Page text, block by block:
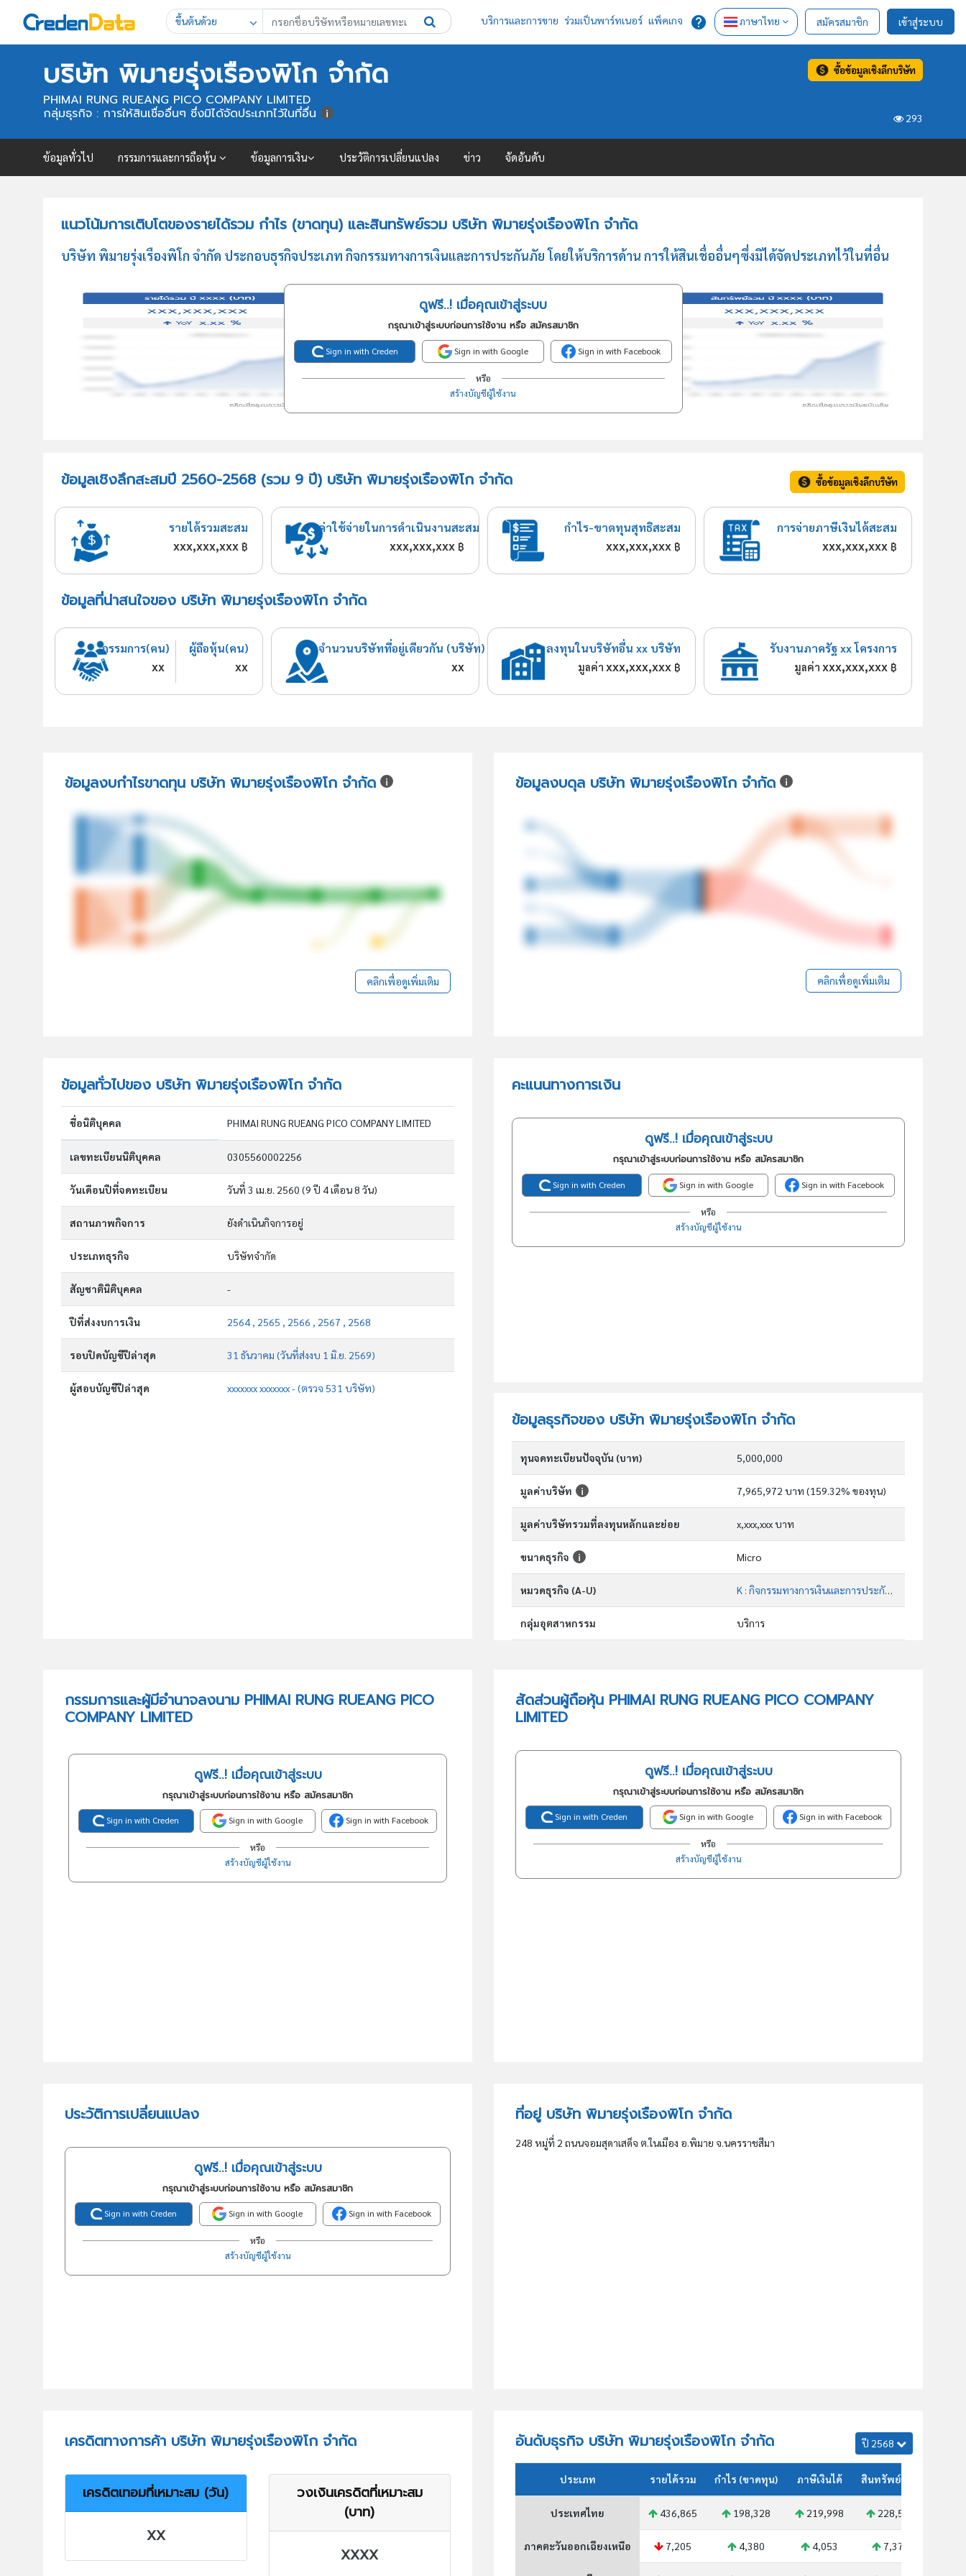
ขึ้นต้นด้วย บริการและการขาย ร่วมเป็นพาร์ทเนอร์ แพ็คเกจ ภาษาไทย สมัครสมาชิก เข้าสู่ระบบ
บริษัท พิมายรุ่งเรืองพิโก จำกัด ซื้อข้อมูลเชิงลึกบริษัท
PHIMAI RUNG RUEANG PICO COMPANY LIMITED
293
กลุ่มธุรกิจ : การให้สินเชื่ออื่นๆ ซึ่งมิได้จัดประเภทไว้ในที่อื่น
ข้อมูลทั่วไป กรรมการและการถือหุ้น ข้อมูลการเงิน ประวัติการเปลี่ยนแปลง ข่าว จัดอันดับ
แนวโน้มการเติบโตของรายได้รวม กำไร (ขาดทุน) และสินทรัพย์รวม บริษัท พิมายรุ่งเรืองพิโก จำกัด
บริษัท พิมายรุ่งเรืองพิโก จำกัด ประกอบธุรกิจประเภท กิจกรรมทางการเงินและการประกันภัย โดยให้บริการด้าน การให้สินเชื่ออื่นๆซึ่งมิได้จัดประเภทไว้ในที่อื่น
ดูฟรี..! เมื่อคุณเข้าสู่ระบบ
กรุณาเข้าสู่ระบบก่อนการใช้งาน หรือ สมัครสมาชิก
Sign in with Creden Sign in with Google Sign in with Facebook
หรือ
สร้างบัญชีผู้ใช้งาน
ข้อมูลเชิงลึกสะสมปี 2560-2568 (รวม 9 ปี) บริษัท พิมายรุ่งเรืองพิโก จำกัด ซื้อข้อมูลเชิงลึกบริษัท
รายได้รวมสะสม
xxx,xxx,xxx ฿
ค่าใช้จ่ายในการดำเนินงานสะสม
xxx,xxx,xxx ฿
กำไร-ขาดทุนสุทธิสะสม
xxx,xxx,xxx ฿
การจ่ายภาษีเงินได้สะสม
xxx,xxx,xxx ฿
ข้อมูลที่น่าสนใจของ บริษัท พิมายรุ่งเรืองพิโก จำกัด
กรรมการ(คน)
xx
ผู้ถือหุ้น(คน)
xx
จำนวนบริษัทที่อยู่เดียวกัน (บริษัท)
xx
ลงทุนในบริษัทอื่น xx บริษัท
มูลค่าxxx,xxx,xxx ฿
รับงานภาครัฐ xx โครงการ
มูลค่าxxx,xxx,xxx ฿
ข้อมูลงบกำไรขาดทุน บริษัท พิมายรุ่งเรืองพิโก จำกัด
คลิกเพื่อดูเพิ่มเติม
ข้อมูลงบดุล บริษัท พิมายรุ่งเรืองพิโก จำกัด
คลิกเพื่อดูเพิ่มเติม
ข้อมูลทั่วไปของ บริษัท พิมายรุ่งเรืองพิโก จำกัด
ชื่อนิติบุคคล PHIMAI RUNG RUEANG PICO COMPANY LIMITED
เลขทะเบียนนิติบุคคล 0305560002256
วันเดือนปีที่จดทะเบียน วันที่ 3 เม.ย. 2560 (9 ปี 4 เดือน 8 วัน)
สถานภาพกิจการ ยังดำเนินกิจการอยู่
ประเภทธุรกิจ บริษัทจำกัด
สัญชาตินิติบุคคล -
ปีที่ส่งงบการเงิน 2564 , 2565 , 2566 , 2567 , 2568
รอบปิดบัญชีปีล่าสุด 31 ธันวาคม (วันที่ส่งงบ 1 มิ.ย. 2569)
ผู้สอบบัญชีปีล่าสุด xxxxxxx xxxxxxx - (ตรวจ 531 บริษัท)
คะแนนทางการเงิน
ดูฟรี..! เมื่อคุณเข้าสู่ระบบ
กรุณาเข้าสู่ระบบก่อนการใช้งาน หรือ สมัครสมาชิก
Sign in with Creden Sign in with Google Sign in with Facebook
หรือ
สร้างบัญชีผู้ใช้งาน
ข้อมูลธุรกิจของ บริษัท พิมายรุ่งเรืองพิโก จำกัด
ทุนจดทะเบียนปัจจุบัน (บาท) 5,000,000
มูลค่าบริษัท 7,965,972 บาท (159.32% ของทุน)
มูลค่าบริษัทรวมที่ลงทุนหลักและย่อย x,xxx,xxx บาท
ขนาดธุรกิจ Micro
หมวดธุรกิจ (A-U) K : กิจกรรมทางการเงินและการประกันภัย
กลุ่มอุตสาหกรรม บริการ
วัตถุประสงค์
กรรมการและผู้มีอำนาจลงนาม PHIMAI RUNG RUEANG PICO
COMPANY LIMITED
ดูฟรี..! เมื่อคุณเข้าสู่ระบบ
กรุณาเข้าสู่ระบบก่อนการใช้งาน หรือ สมัครสมาชิก
Sign in with Creden Sign in with Google Sign in with Facebook
หรือ
สร้างบัญชีผู้ใช้งาน
สัดส่วนผู้ถือหุ้น PHIMAI RUNG RUEANG PICO COMPANY
LIMITED
ดูฟรี..! เมื่อคุณเข้าสู่ระบบ
กรุณาเข้าสู่ระบบก่อนการใช้งาน หรือ สมัครสมาชิก
Sign in with Creden Sign in with Google Sign in with Facebook
หรือ
สร้างบัญชีผู้ใช้งาน
ประวัติการเปลี่ยนแปลง
ดูฟรี..! เมื่อคุณเข้าสู่ระบบ
กรุณาเข้าสู่ระบบก่อนการใช้งาน หรือ สมัครสมาชิก
Sign in with Creden Sign in with Google Sign in with Facebook
หรือ
สร้างบัญชีผู้ใช้งาน
ที่อยู่ บริษัท พิมายรุ่งเรืองพิโก จำกัด
248 หมู่ที่ 2 ถนนจอมสุดาเสด็จ ต.ในเมือง อ.พิมาย จ.นครราชสีมา
เครดิตทางการค้า บริษัท พิมายรุ่งเรืองพิโก จำกัด
เครดิตเทอมที่เหมาะสม (วัน)
XX
วงเงินเครดิตที่เหมาะสม
(บาท)
XXXX
อันดับธุรกิจ บริษัท พิมายรุ่งเรืองพิโก จำกัด ปี 2568
ประเภท รายได้รวม กำไร (ขาดทุน) ภาษีเงินได้ สินทรัพย์รวม
ประเทศไทย 436,865 198,328 219,998 228,598
ภาคตะวันออกเฉียงเหนือ 7,205 4,380 4,053 7,373